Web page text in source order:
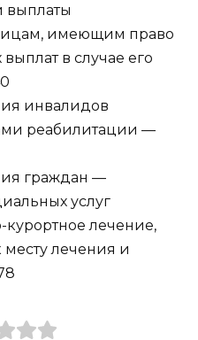
выплаты
имеющим право
в случае его
инвалидов
реабилитации —
граждан —
услуг
курортное лечение,
лечения и